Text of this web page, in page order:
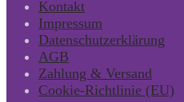
Kontakt
Impressum
Datenschutzerklärung
AGB
Zahlung & Versand
Cookie-Richtlinie (EU)